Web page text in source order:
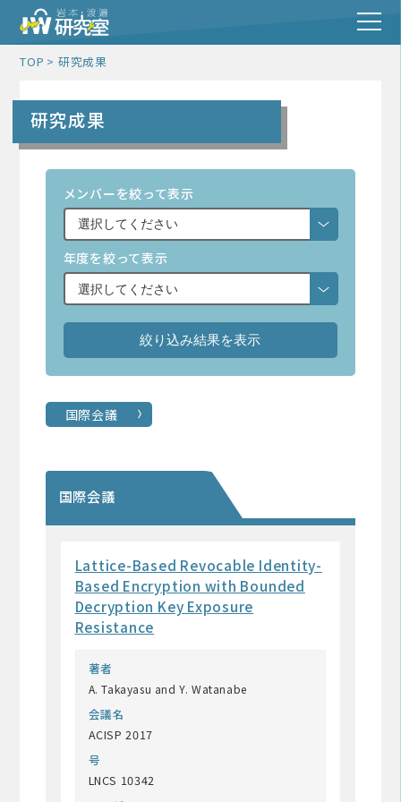
TOP 研究成果
研究成果
メンバーを絞って表示
年度を絞って表示
国際会議
国際会議
Lattice-Based Revocable Identity-
Based Encryption with Bounded
Decryption Key Exposure
Resistance
著者
A. Takayasu and Y. Watanabe
会議名
ACISP 2017
号
LNCS 10342